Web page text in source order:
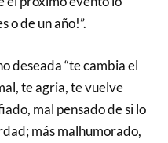
o de un año!”.
deseada “te cambia el
te agria, te vuelve
mal pensado de si lo
más malhumorado,